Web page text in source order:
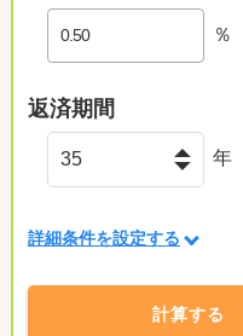
％
返済期間
年
詳細条件を設定する
計算する